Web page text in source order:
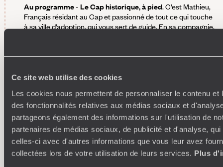
Ce site web utilise des cookies
Les cookies nous permettent de personnaliser le contenu et
des fonctionnalités relatives aux médias sociaux et
partageons également des informations sur l'utilisation de
partenaires de médias sociaux, de publicité et d'analyse,
celles-ci avec d'autres informations que vous leur avez
collectées lors de votre utilisation de leurs services. Plus
Au programme- Le Cap historique, à pied. C’est Mathieu,
Français résidant au Cap et passionné de tout ce qui touche
à sa ville d’adoption, qui vous sert de guide. En sa compagnie,
à la clé. Vous vous penchez sur le berceau du Cap actuel. Au
Compagnie néerlandaise des Indes orientales, on s’ébaubit
désormais parc était destiné à produire légumes et fruits
pour les habitants de la colonie, mais aussi pour les
équipages des bateaux en passe de doubler le cap de
Bonne-Espérance. Le District 6, ancien quartier populaire
mixte, a été vidé de ses habitants dans les années 1970, en
application duGroup Areas Act 41de ségrégation raciale.
Revivifié depuis la fin de l’apartheid, c’est un lieu symbole.